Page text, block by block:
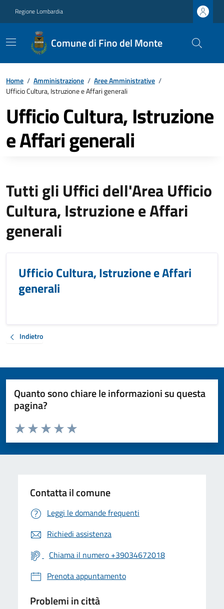
Regione Lombardia
Comune di Fino del Monte
Home / Amministrazione / Aree Amministrative /
Ufficio Cultura, Istruzione e Affari generali
Ufficio Cultura, Istruzione
e Affari generali
Tutti gli Uffici dell'Area Ufficio
Cultura, Istruzione e Affari
generali
Ufficio Cultura, Istruzione e Affari
generali
Indietro
Quanto sono chiare le informazioni su questa
pagina?
Valuta da 1 a 5 stelle la pagina
Valuta 5 stelle su 5
Valuta 4 stelle su 5
Valuta 3 stelle su 5
Valuta 2 stelle su 5
Valuta 1 stelle su 5
Contatta il comune
Leggi le domande frequenti
Richiedi assistenza
Chiama il numero +39034672018
Prenota appuntamento
Problemi in città